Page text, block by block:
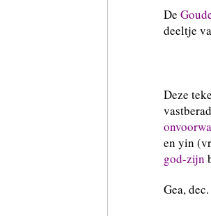
De
deeltje
Deze
en yin
god-zijn
Gea,